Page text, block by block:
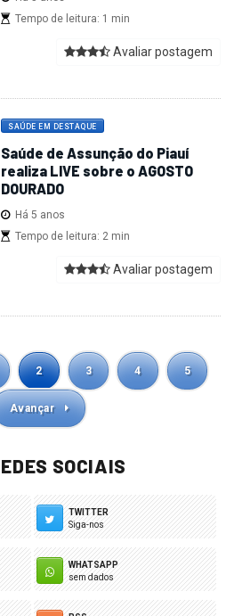
Tempo de leitura: 1 min
Avaliar postagem
SAÚDE EM DESTAQUE
Saúde de Assunção do Piauí
realiza LIVE sobre o AGOSTO
DOURADO
Há 5 anos
Tempo de leitura: 2 min
Avaliar postagem
2 3 4 5
Avançar
SOCIAIS
TWITTER
Siga-nos
WHATSAPP
sem dados